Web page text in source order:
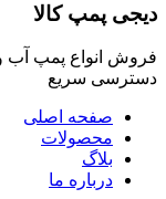
دیجی پمپ کالا
فروش انواع پمپ
دسترسی سریع
صفحه اصلی
محصولات
بلاگ
درباره ما